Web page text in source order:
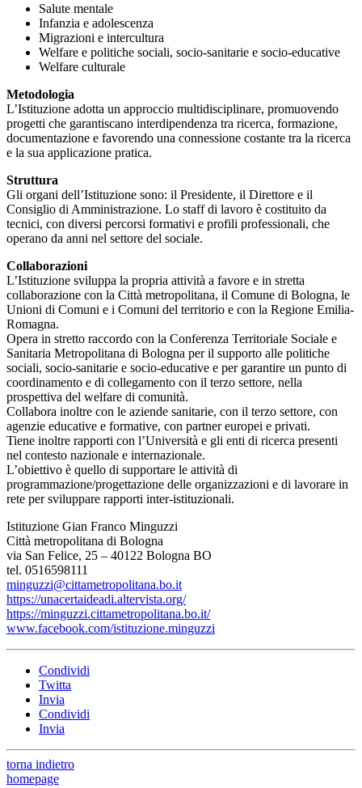
Salute mentale
Infanzia e adolescenza
Migrazioni e intercultura
Welfare e politiche sociali, socio-sanitarie e socio-educative
Welfare culturale
Metodologia
L’Istituzione adotta un approccio multidisciplinare, promuovendo
progetti che garantiscano interdipendenza tra ricerca, formazione,
documentazione e favorendo una connessione costante tra la ricerca
e la sua applicazione pratica.
Struttura
Gli organi dell’Istituzione sono: il Presidente, il Direttore e il
Consiglio di Amministrazione. Lo staff di lavoro è costituito da
tecnici, con diversi percorsi formativi e profili professionali, che
operano da anni nel settore del sociale.
Collaborazioni
L’Istituzione sviluppa la propria attività a favore e in stretta
collaborazione con la Città metropolitana, il Comune di Bologna, le
Unioni di Comuni e i Comuni del territorio e con la Regione Emilia-
Romagna.
Opera in stretto raccordo con la Conferenza Territoriale Sociale e
Sanitaria Metropolitana di Bologna per il supporto alle politiche
sociali, socio-sanitarie e socio-educative e per garantire un punto di
coordinamento e di collegamento con il terzo settore, nella
prospettiva del welfare di comunità.
Collabora inoltre con le aziende sanitarie, con il terzo settore, con
agenzie educative e formative, con partner europei e privati.
Tiene inoltre rapporti con l’Università e gli enti di ricerca presenti
nel contesto nazionale e internazionale.
L’obiettivo è quello di supportare le attività di
programmazione/progettazione delle organizzazioni e di lavorare in
rete per sviluppare rapporti inter-istituzionali.
Istituzione Gian Franco Minguzzi
Città metropolitana di Bologna
via San Felice, 25 – 40122 Bologna BO
tel. 0516598111
minguzzi@cittametropolitana.bo.it
https://unacertaideadi.altervista.org/
https://minguzzi.cittametropolitana.bo.it/
www.facebook.com/istituzione.minguzzi
Condividi
Twitta
Invia
Condividi
Invia
torna indietro
homepage